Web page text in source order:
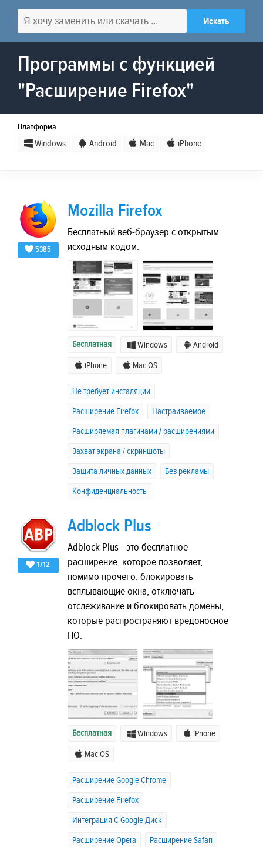
Программы с функцией
"Расширение Firefox"
Платформа
Windows Android Mac iPhone
5385
Mozilla Firefox
Бесплатный веб-браузер с открытым
исходным кодом.
Бесплатная Windows Android
iPhone Mac OS
Не требует инсталяции
Расширение Firefox
Настраиваемое
Расширяемая плагинами / расширениями
Захват экрана / скриншоты
Защита личных данных
Без рекламы
Конфиденциальность
1712
Adblock Plus
Adblock Plus - это бесплатное
расширение, которое позволяет,
помимо прочего, блокировать
всплывающие окна, отключать
отслеживание и блокировать домены,
которые распространяют вредоносное
ПО.
Бесплатная Windows iPhone
Mac OS
Расширение Google Chrome
Расширение Firefox
Интеграция C Google Диск
Расширение Opera
Расширение Safari